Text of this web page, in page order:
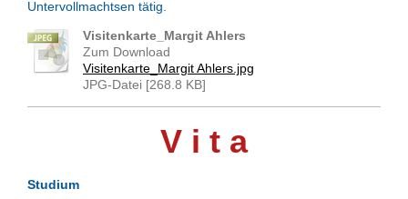
Untervollmachtsen tätig.
Visitenkarte_Margit Ahlers
Zum Download
Visitenkarte_Margit Ahlers.jpg
JPG-Datei [268.8 KB]
V i t a
Studium